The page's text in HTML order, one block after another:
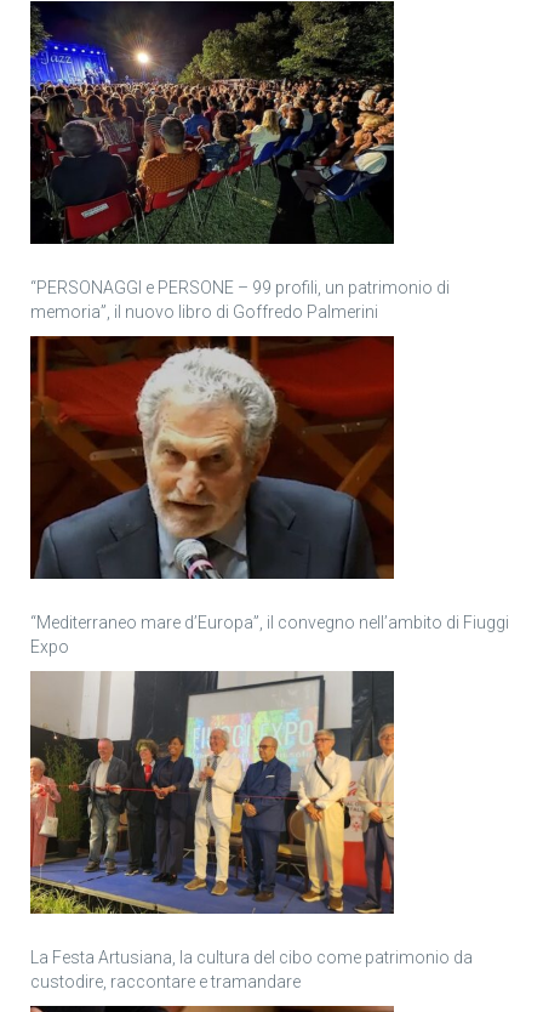
“PERSONAGGI e PERSONE – 99 profili, un patrimonio di
memoria”, il nuovo libro di Goffredo Palmerini
“Mediterraneo mare d’Europa”, il convegno nell’ambito di Fiuggi
Expo
La Festa Artusiana, la cultura del cibo come patrimonio da
custodire, raccontare e tramandare